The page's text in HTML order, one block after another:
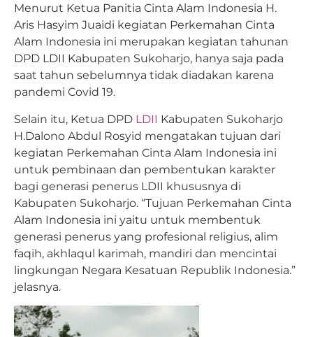
Menurut Ketua Panitia Cinta Alam Indonesia H.
Aris Hasyim Juaidi kegiatan Perkemahan Cinta
Alam Indonesia ini merupakan kegiatan tahunan
DPD LDII Kabupaten Sukoharjo, hanya saja pada
saat tahun sebelumnya tidak diadakan karena
pandemi Covid 19.
Selain itu, Ketua DPD LDII Kabupaten Sukoharjo
H.Dalono Abdul Rosyid mengatakan tujuan dari
kegiatan Perkemahan Cinta Alam Indonesia ini
untuk pembinaan dan pembentukan karakter
bagi generasi penerus LDII khususnya di
Kabupaten Sukoharjo. “Tujuan Perkemahan Cinta
Alam Indonesia ini yaitu untuk membentuk
generasi penerus yang profesional religius, alim
faqih, akhlaqul karimah, mandiri dan mencintai
lingkungan Negara Kesatuan Republik Indonesia.”
jelasnya.